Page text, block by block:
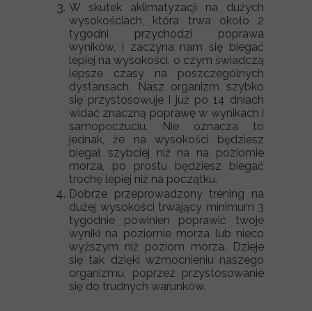
W skutek aklimatyzacji na dużych
wysokościach, która trwa około 2
tygodni przychodzi poprawa
wyników, i zaczyna nam się biegać
lepiej na wysokości, o czym świadczą
lepsze czasy na poszczególnych
dystansach. Nasz organizm szybko
się przystosowuje i już po 14 dniach
widać znaczną poprawę w wynikach i
samopoczuciu. Nie oznacza to
jednak, że na wysokości będziesz
biegał szybciej niż na na poziomie
morza, po prostu będziesz biegać
trochę lepiej niż na początku.
Dobrze przeprowadzony trening na
dużej wysokości trwający minimum 3
tygodnie powinien poprawić twoje
wyniki na poziomie morza lub nieco
wyższym niż poziom morza. Dzieje
się tak dzięki wzmocnieniu naszego
organizmu, poprzez przystosowanie
się do trudnych warunków.